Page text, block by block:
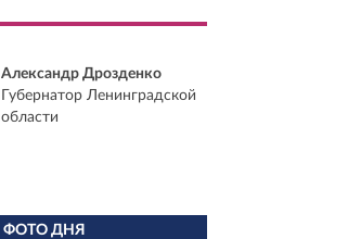
Александр Дрозденко
Губернатор Ленинградской
области
ФОТО ДНЯ